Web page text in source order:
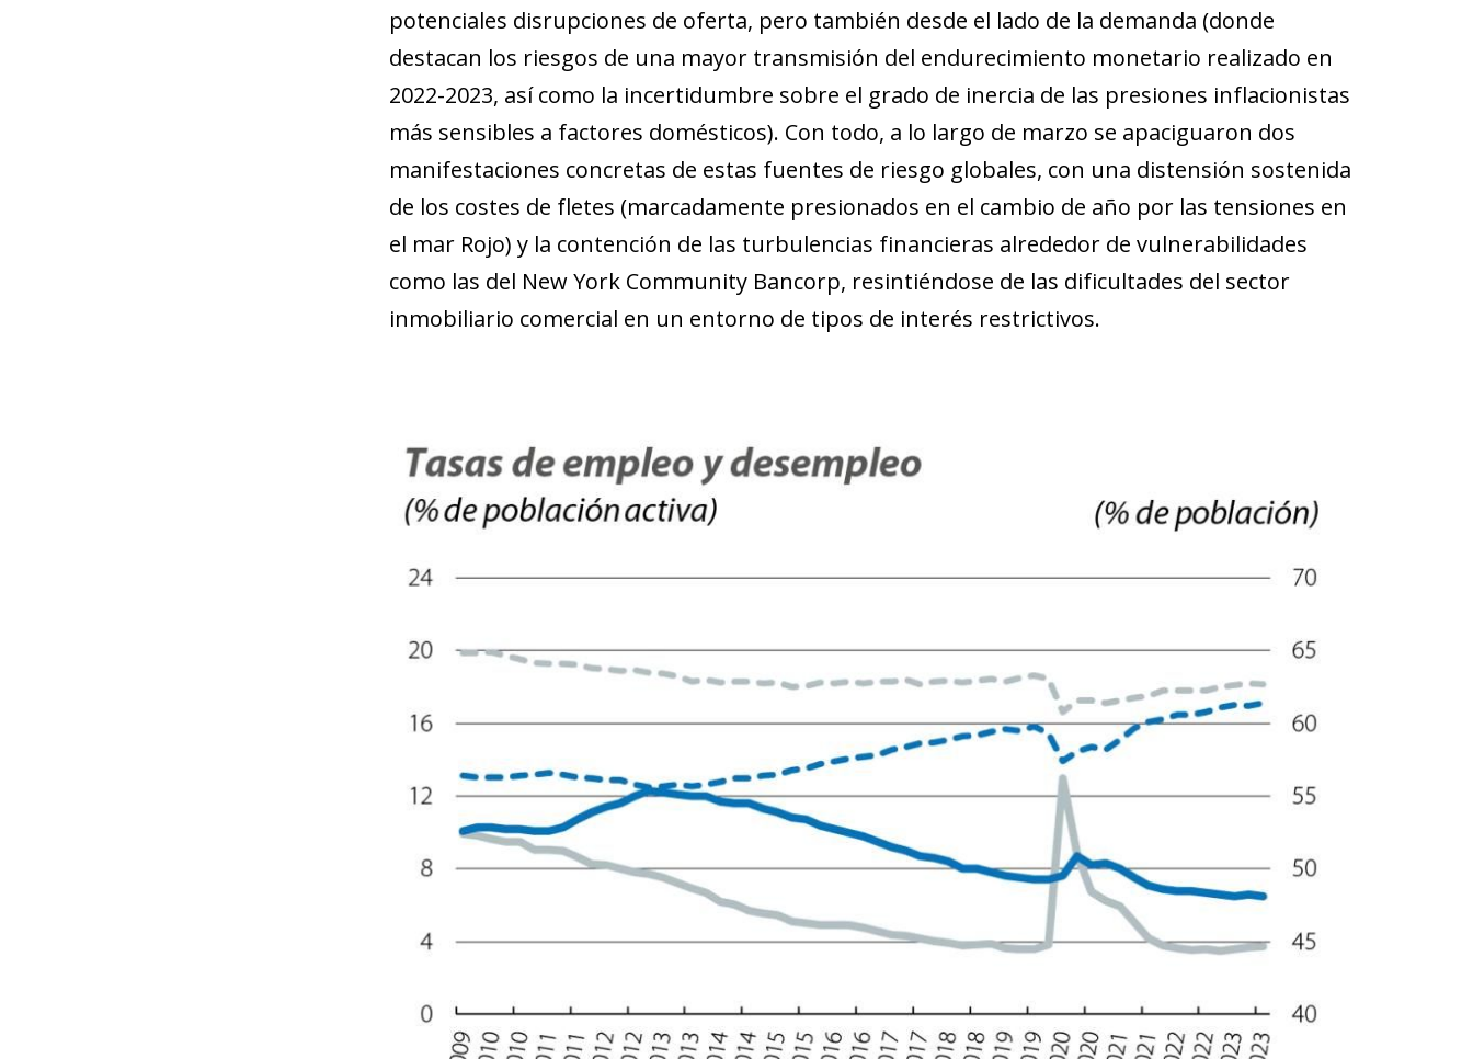
potenciales disrupciones de oferta, pero también desde el lado de la demanda (donde
destacan los riesgos de una mayor transmisión del endurecimiento monetario realizado en
2022-2023, así como la incertidumbre sobre el grado de inercia de las presiones inflacionistas
más sensibles a factores domésticos). Con todo, a lo largo de marzo se apaciguaron dos
manifestaciones concretas de estas fuentes de riesgo globales, con una distensión sostenida
de los costes de fletes (marcadamente presionados en el cambio de año por las tensiones en
el mar Rojo) y la contención de las turbulencias financieras alrededor de vulnerabilidades
como las del New York Community Bancorp, resintiéndose de las dificultades del sector
inmobiliario comercial en un entorno de tipos de interés restrictivos.